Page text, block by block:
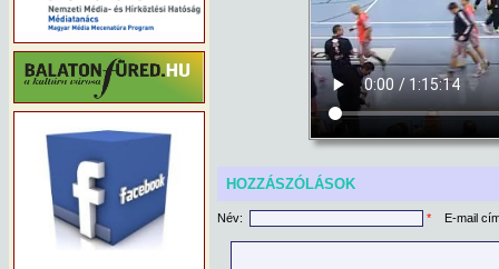
HOZZÁSZÓLÁSOK
Név: * E-mail